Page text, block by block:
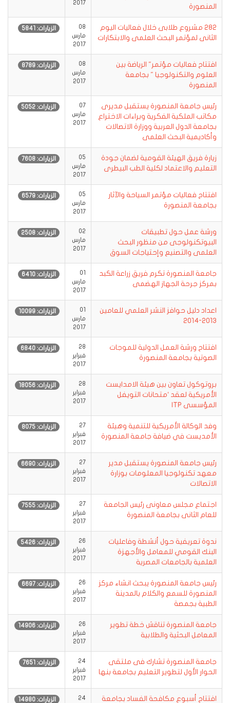
المنصورة 2017
282 مشروع طلابى خلال فعاليات اليوم
الثانى لمؤتمر البحث العلمى والابتكارات
08
مارس
2017
الزيارات: 5841
افتتاح فعاليات مؤتمر" الرياضة بين
العلوم والتكنولوجيا " بجامعة
المنصورة
08
مارس
2017
الزيارات: 8789
رئيس جامعة المنصورة يستقبل مديرى
مكاتب الملكية الفكرية وبراءات الاختراع
بجامعة الدول العربية ووزارة الاتصالات
وأكاديمية البحث العلمى
07
مارس
2017
الزيارات: 5052
زيارة فريق الهيئة القومية لضمان جودة
التعليم والاعتماد لكلية الطب البيطرى
05
مارس
2017
الزيارات: 7608
افتتاح فعاليات مؤتمر السياحة والآثار
بجامعة المنصورة
05
مارس
2017
الزيارات: 6579
ورشة عمل حول تطبيقات
البيوتكنولوجى من منظور البحث
العلمى والتصنيع وإحتياجات السوق
02
مارس
2017
الزيارات: 2508
جامعة المنصورة تكرم فريق زراعة الكبد
بمركز جرحة الجهاز الهضمى
01
مارس
2017
الزيارات: 6410
اعداد دليل حوافز النشر العلمي للعامين
2013-2014
01
مارس
2017
الزيارات: 10099
افتتاح ورشة العمل الدولية للموجات
الصوتية بجامعة المنصورة
28
فبراير
2017
الزيارات: 6840
بروتوكول تعاون بين هيئة الامدايست
الأمريكية لعقد ‘متحانات التويفل
المؤسسى ITP
28
فبراير
2017
الزيارات: 18056
وفد الوكالة الأمريكية للتنمية وهيئة
الأمديست في ضيافة جامعة المنصورة
27
فبراير
2017
الزيارات: 8075
رئيس جامعة المنصورة يستقبل مدير
معهد تكنولوجيا المعلومات بوزارة
الاتصالات
27
فبراير
2017
الزيارات: 6690
اجتماع مجلس معاونى رئيس الجامعة
للعام الثانى بجامعة المنصورة
27
فبراير
2017
الزيارات: 7555
ندوة تعريفية حول أنشطة وفاعليات
البنك القومي للمعامل والأجهزة
العلمية بالجامعات المصرية
26
فبراير
2017
الزيارات: 5426
رئيس جامعة المنصورة يبحث انشاء مركز
المنصورة للسمع والكلام بالمدينة
الطبية بجمصة
26
فبراير
2017
الزيارات: 6697
جامعة المنصورة تناقش خطة تطوير
المعامل البحثية والطلابية
26
فبراير
2017
الزيارات: 14906
جامعة المنصورة تشارك فى ملتقى
الحوار الأول لتطوير التعليم بجامعة بنها
24
فبراير
2017
الزيارات: 7651
افتتاح أسبوع مكافحة الفساد بجامعة
24
الزيارات: 14980